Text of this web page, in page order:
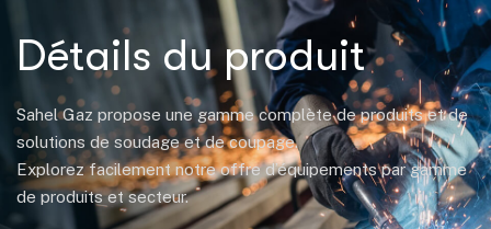
Détails du produit
Sahel Gaz propose une gamme complète de produits et de
solutions de soudage et de coupage.
Explorez facilement notre offre d’équipements par gamme
de produits et secteur.